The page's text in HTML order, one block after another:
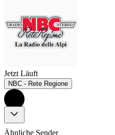
Jetzt Läuft
NBC - Rete Regione
Ähnliche Sender